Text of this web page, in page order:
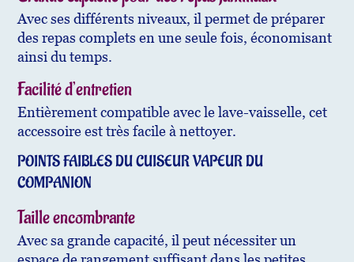
Avec ses différents niveaux, il permet de préparer
des repas complets en une seule fois, économisant
ainsi du temps.
Facilité d’entretien
Entièrement compatible avec le lave-vaisselle, cet
accessoire est très facile à nettoyer.
POINTS FAIBLES DU CUISEUR VAPEUR DU
COMPANION
Taille encombrante
Avec sa grande capacité, il peut nécessiter un